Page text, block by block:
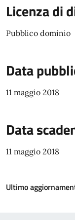
Licenza di
Pubblico dominio
Data
11 maggio 2018
Data
11 maggio 2018
Ultimo